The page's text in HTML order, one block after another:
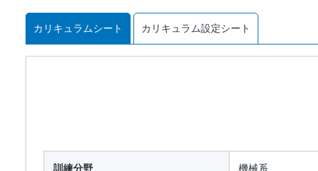
カリキュラムシート カリキュラム設定シート
訓練分野 機械系